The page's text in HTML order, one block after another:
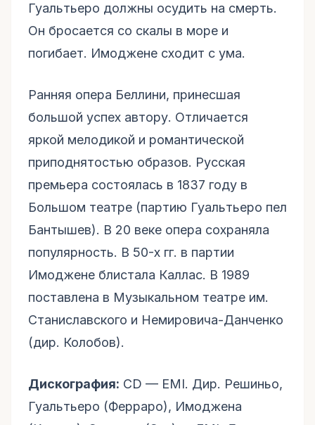
Гуальтьеро должны осудить на смерть.
Он бросается со скалы в море и
погибает. Имоджене сходит с ума.
Ранняя опера Беллини, принесшая
большой успех автору. Отличается
яркой мелодикой и романтической
приподнятостью образов. Русская
премьера состоялась в 1837 году в
Большом театре (партию Гуальтьеро пел
Бантышев). В 20 веке опера сохраняла
популярность. В 50-х гг. в партии
Имоджене блистала Каллас. В 1989
поставлена в Музыкальном театре им.
Станиславского и Немировича-Данченко
(дир. Колобов).
Дискография: CD — EMI. Дир. Решиньо,
Гуальтьеро (Ферраро), Имоджена